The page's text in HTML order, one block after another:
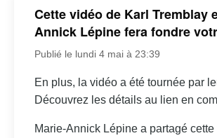
Cette vidéo de Karl Tremblay
Annick Lépine fera fondre
Publié le lundi 4 mai à 23:39
En plus, la vidéo a été tournée par
Découvrez les détails au lien en
Marie-Annick Lépine a partagé